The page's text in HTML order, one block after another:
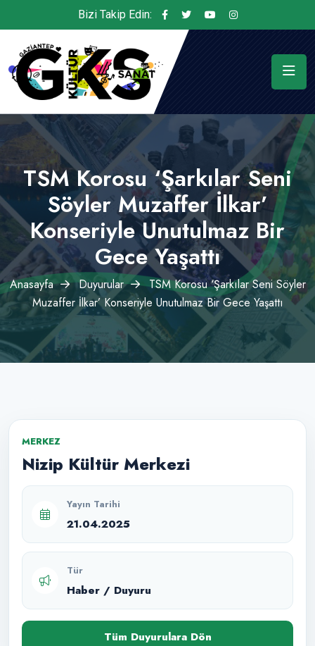
Bizi Takip Edin:
TSM Korosu ‘Şarkılar Seni
Söyler Muzaffer İlkar’
Konseriyle Unutulmaz Bir
Gece Yaşattı
Anasayfa Duyurular
TSM Korosu ‘Şarkılar Seni Söyler
Muzaffer İlkar’ Konseriyle Unutulmaz Bir Gece Yaşattı
MERKEZ
Nizip Kültür Merkezi
Yayın Tarihi
21.04.2025
Tür
Haber / Duyuru
Tüm Duyurulara Dön